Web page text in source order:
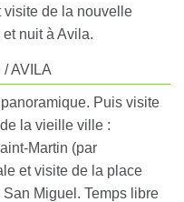
visite de la nouvelle
nuit à Avila.
AVILA
Puis visite
la vieille ville :
Martin (par
et visite de la place
Miguel. Temps libre